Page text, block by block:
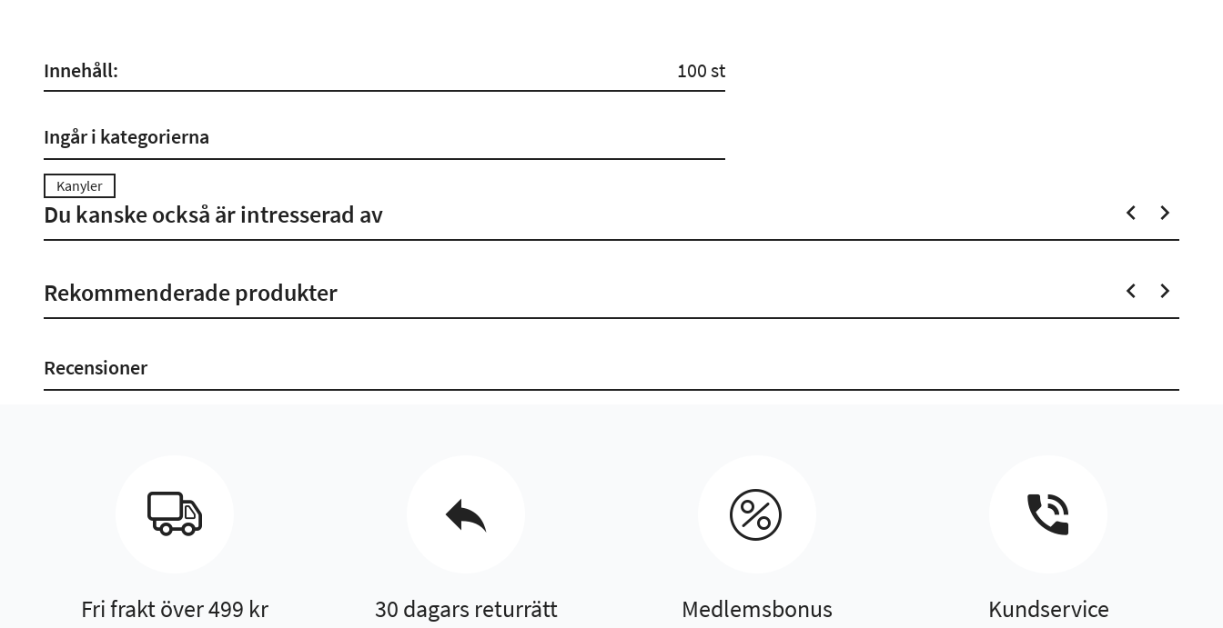
Innehåll: 100 st
Ingår i kategorierna
Kanyler
Du kanske också är intresserad av
Rekommenderade produkter
Recensioner
Fri frakt över 499 kr 30 dagars returrätt Medlemsbonus Kundservice